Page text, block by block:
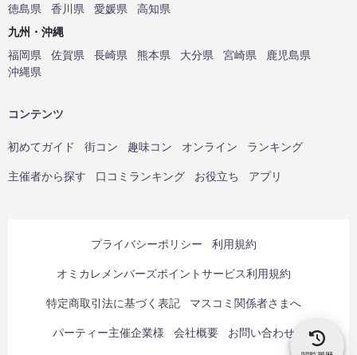
徳島県
香川県 愛媛県
高知県
九州・沖縄
福岡県
佐賀県 長崎県 熊本県 大分県 宮崎県
鹿児島県
沖縄県
コンテンツ
初めてガイド 街コン 趣味コン オンライン ランキング
主催者から探す 口コミランキング お役立ち アプリ
プライバシーポリシー 利用規約
オミカレメンバーズポイントサービス利用規約
特定商取引法に基づく表記 マスコミ関係者さまへ
パーティー主催企業様 会社概要 お問い合わせ